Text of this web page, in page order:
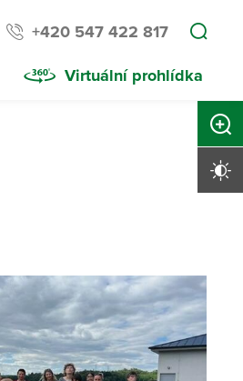
+420 547 422 817
Virtuální prohlídka